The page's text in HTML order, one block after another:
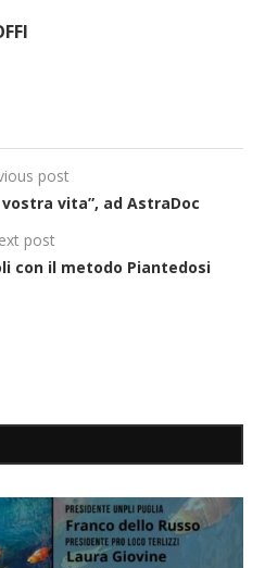
post
vita”, ad AstraDoc
post
con il metodo Piantedosi